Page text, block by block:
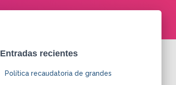
Entradas recientes
Política recaudatoria de grandes